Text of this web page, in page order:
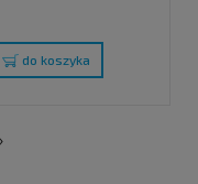
do koszyka